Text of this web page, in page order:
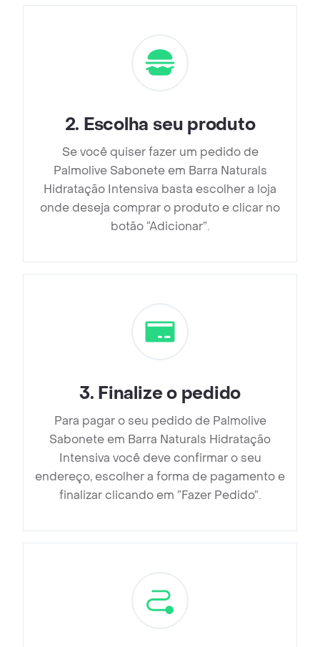
2. Escolha seu produto
Se você quiser fazer um pedido de
Palmolive Sabonete em Barra Naturals
Hidratação Intensiva basta escolher a loja
onde deseja comprar o produto e clicar no
botão “Adicionar”.
3. Finalize o pedido
Para pagar o seu pedido de Palmolive
Sabonete em Barra Naturals Hidratação
Intensiva você deve confirmar o seu
endereço, escolher a forma de pagamento e
finalizar clicando em ”Fazer Pedido”.